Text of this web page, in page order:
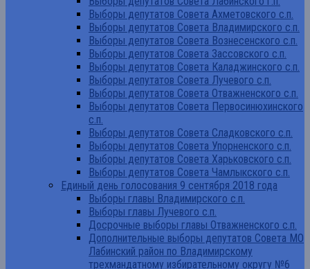
Выборы депутатов Совета Ахметовского с.п.
Выборы депутатов Совета Владимирского с.п.
Выборы депутатов Совета Вознесенского с.п.
Выборы депутатов Совета Зассовского с.п.
Выборы депутатов Совета Каладжинского с.п.
Выборы депутатов Совета Лучевого с.п.
Выборы депутатов Совета Отважненского с.п.
Выборы депутатов Совета Первосинюхинского
с.п.
Выборы депутатов Совета Сладковского с.п.
Выборы депутатов Совета Упорненского с.п.
Выборы депутатов Совета Харьковского с.п.
Выборы депутатов Совета Чамлыкского с.п.
Единый день голосования 9 сентября 2018 года
Выборы главы Владимирского с.п.
Выборы главы Лучевого с.п.
Досрочные выборы главы Отважненского с.п.
Дополнительные выборы депутатов Совета МО
Лабинский район по Владимирскому
трехмандатному избирательному округу №6